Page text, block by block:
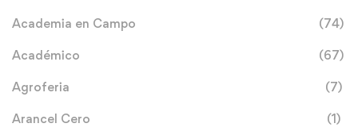
Academia en Campo (74)
Académico (67)
Agroferia (7)
Arancel Cero (1)